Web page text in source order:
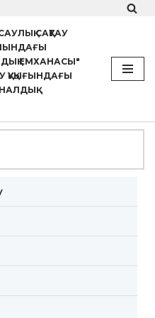
САҚТАУ
ЕМХАНАСЫ"
ҚҰҚЫҒЫНДАҒЫ